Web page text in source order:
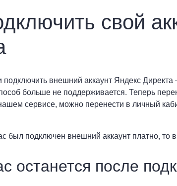
свой
подключить внешний аккаунт Яндекс
больше не поддерживается. Теперь
сервисе, можно перенести в личный
был подключен внешний аккаунт платно,
останется после